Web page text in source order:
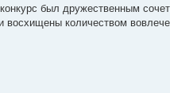
был дружественным
восхищены количеством